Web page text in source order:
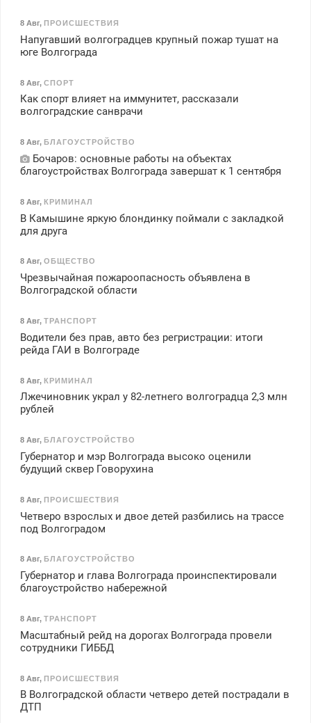
8 Авг, ПРОИСШЕСТВИЯ
Напугавший волгоградцев крупный пожар тушат на
юге Волгограда
8 Авг, СПОРТ
Как спорт влияет на иммунитет, рассказали
волгоградские санврачи
8 Авг, БЛАГОУСТРОЙСТВО
Бочаров: основные работы на объектах
благоустройствах Волгограда завершат к 1 сентября
8 Авг, КРИМИНАЛ
В Камышине яркую блондинку поймали с закладкой
для друга
8 Авг, ОБЩЕСТВО
Чрезвычайная пожароопасность объявлена в
Волгоградской области
8 Авг, ТРАНСПОРТ
Водители без прав, авто без регристрации: итоги
рейда ГАИ в Волгограде
8 Авг, КРИМИНАЛ
Лжечиновник украл у 82-летнего волгоградца 2,3 млн
рублей
8 Авг, БЛАГОУСТРОЙСТВО
Губернатор и мэр Волгограда высоко оценили
будущий сквер Говорухина
8 Авг, ПРОИСШЕСТВИЯ
Четверо взрослых и двое детей разбились на трассе
под Волгоградом
8 Авг, БЛАГОУСТРОЙСТВО
Губернатор и глава Волгограда проинспектировали
благоустройство набережной
8 Авг, ТРАНСПОРТ
Масштабный рейд на дорогах Волгограда провели
сотрудники ГИББД
8 Авг, ПРОИСШЕСТВИЯ
В Волгоградской области четверо детей пострадали в
ДТП